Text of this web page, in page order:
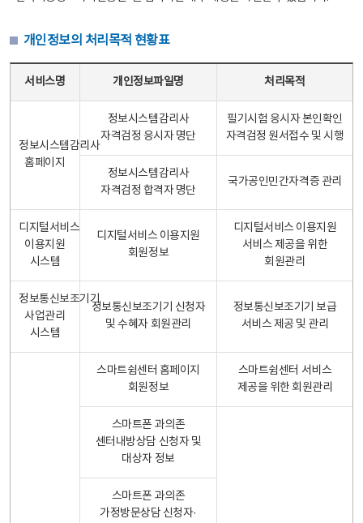
개인정보의 처리목적 현황표
서비스명 개인정보파일명 처리목적
정보시스템감리사
홈페이지
정보시스템감리사
자격검정 응시자 명단
필기시험 응시자 본인확인
자격검정 원서접수 및 시행
정보시스템감리사
자격검정 합격자 명단
국가공인민간자격증 관리
디지털서비스
이용지원
시스템
디지털서비스 이용지원
회원정보
디지털서비스 이용지원
서비스 제공을 위한
회원관리
정보통신보조기기
사업관리
시스템
정보통신보조기기 신청자
및 수혜자 회원관리
정보통신보조기기 보급
서비스 제공 및 관리
스마트쉼센터 홈페이지
회원정보
스마트쉼센터 서비스
제공을 위한 회원관리
스마트폰 과의존
센터내방상담 신청자 및
대상자 정보
스마트폰 과의존
가정방문상담 신청자·